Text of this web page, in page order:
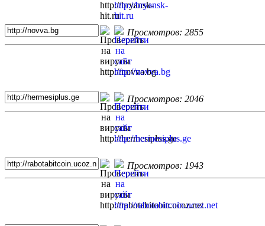
Просмотров: 2855
Просмотров: 2046
Просмотров: 1943